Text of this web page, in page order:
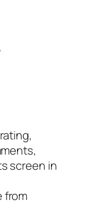
screen in
from